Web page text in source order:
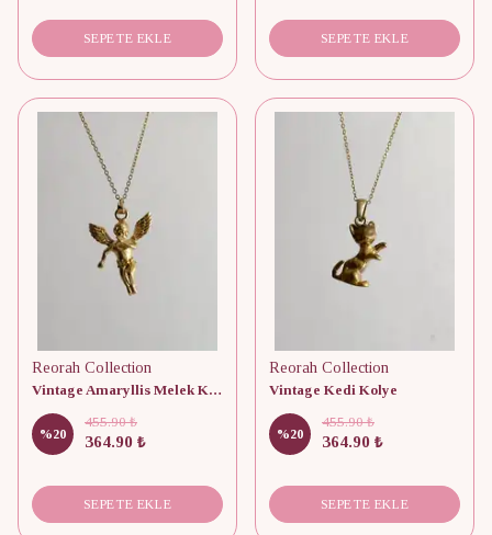
SEPETE EKLE SEPETE EKLE
Reorah Collection
Vintage Amaryllis Melek Kolye
%20
455.90 ₺
364.90 ₺
SEPETE EKLE
Reorah Collection
Vintage Kedi Kolye
%20
455.90 ₺
364.90 ₺
SEPETE EKLE